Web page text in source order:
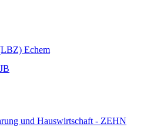
Echem
und Hauswirtschaft - ZEHN